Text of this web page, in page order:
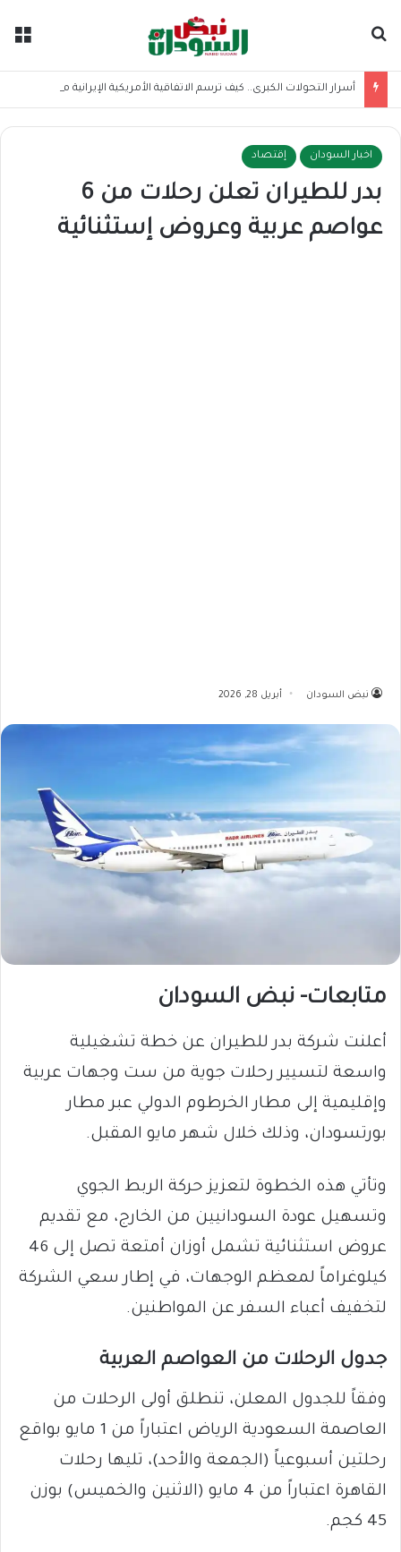
اخبار السودان إقتصاد
بدر للطيران تعلن رحلات من 6
عواصم عربية وعروض إستثنائية
نبض السودان أبريل 28, 2026
متابعات- نبض السودان
​أعلنت شركة بدر للطيران عن خطة تشغيلية
واسعة لتسيير رحلات جوية من ست وجهات عربية
وإقليمية إلى مطار الخرطوم الدولي عبر مطار
بورتسودان، وذلك خلال شهر مايو المقبل.
وتأتي هذه الخطوة لتعزيز حركة الربط الجوي
وتسهيل عودة السودانيين من الخارج، مع تقديم
عروض استثنائية تشمل أوزان أمتعة تصل إلى 46
كيلوغراماً لمعظم الوجهات، في إطار سعي الشركة
لتخفيف أعباء السفر عن المواطنين.
​جدول الرحلات من العواصم العربية
​وفقاً للجدول المعلن، تنطلق أولى الرحلات من
العاصمة السعودية الرياض اعتباراً من 1 مايو بواقع
رحلتين أسبوعياً (الجمعة والأحد)، تليها رحلات
القاهرة اعتباراً من 4 مايو (الاثنين والخميس) بوزن
45 كجم.